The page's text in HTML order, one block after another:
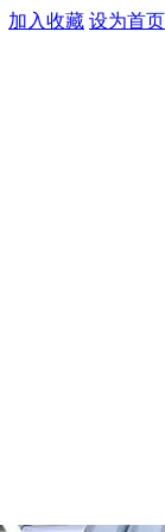
加入收藏 设为首页